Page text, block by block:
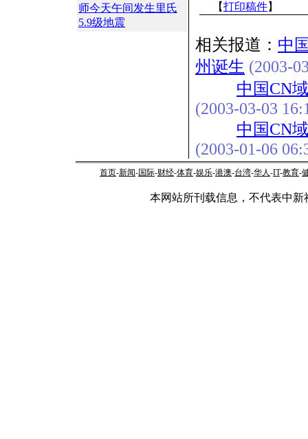
师今天午间发生里氏
5.9级地震
【打印稿件】
相关报道： 中
州诞生 (2003-
中国CN
(2003-03-03
中国CN
(2003-01-06
首页-新闻-国际-财经-体育-娱乐-港澳-台湾-华人-IT-教育-
本网站所刊载信息，不代表中